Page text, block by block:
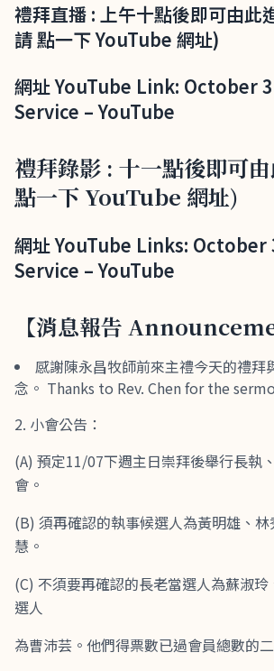
禮拜直播 : 上午十點後即可由此
請 點一下 YouTube 網址)
網址 YouTube Link: October
Service – YouTube
禮拜錄影 : 十一點後即可
點一下 YouTube 網址)
網址 YouTube Links: October
Service – YouTube
【消息報告
感謝陳永昌牧師前來主禮今天的禮拜
念。 Thanks to Rev. Chen for the
小會公告：
(A) 預定11/07下週主日崇拜後舉行長執
會。
(B) 須再確認的執事候選人為黃明雄、
慧。
(C) 不須要再確認的長老當選人為蘇淑
選人
為曹沛芸。他們得票數已過會員總數的